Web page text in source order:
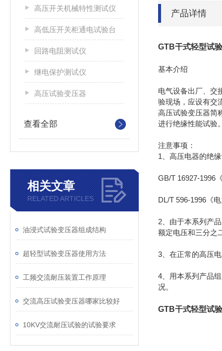
高压开关机械特性测试仪
高低压开关柜通电试验台
回路电阻测试仪
继电保护测试仪
高压试验变压器
查看全部
相关文章
RELATED ARTICLES
油浸式试验变压器组成结构
超轻型试验变压器使用方法
工频交流耐压装置工作原理
交流高压试验变压器哪家比较好
10KV交流耐压试验的试验要求
产品详情
GTB干式轻型试
基本介绍
电气设备出厂、交
验现场，应设有交
高压试验变压器简
进行绝缘性能试验
注意事项：
1、高压电器的绝
GB/T 16927-1996
DL/T 596-1996《
2、由于本系列产
额定电压和三分之
3、在正常的高压
4、用本系列产品
况。
GTB干式轻型试